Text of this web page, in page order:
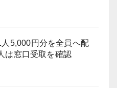
人5,000円分を全員へ配
は窓口受取を確認